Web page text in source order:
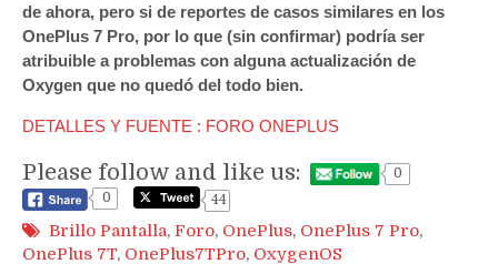
de ahora, pero si de reportes de casos similares en los
OnePlus 7 Pro, por lo que (sin confirmar) podría ser
atribuible a problemas con alguna actualización de
Oxygen que no quedó del todo bien.
DETALLES Y FUENTE : FORO ONEPLUS
Please follow and like us:
0
0
44
Brillo Pantalla, Foro, OnePlus, OnePlus 7 Pro,
OnePlus 7T, OnePlus7TPro, OxygenOS